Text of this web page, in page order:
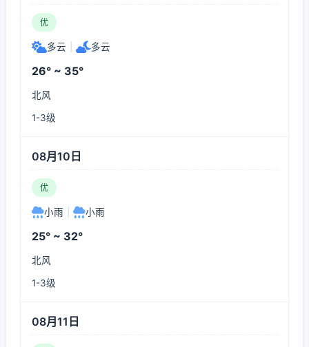
优
多云 多云
26° ~ 35°
北风
1-3级
08月10日
优
小雨 小雨
25° ~ 32°
北风
1-3级
08月11日